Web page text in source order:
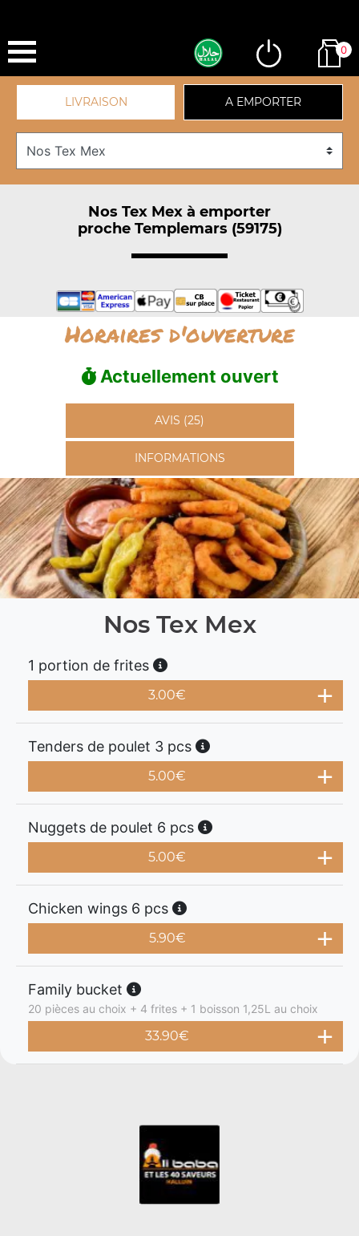
0
LIVRAISON A EMPORTER
Nos Tex Mex à emporter
proche Templemars (59175)
Horaires d'ouverture
Actuellement ouvert
AVIS (25)
INFORMATIONS
Nos Tex Mex
1 portion de frites
3.00€
Tenders de poulet 3 pcs
5.00€
Nuggets de poulet 6 pcs
5.00€
Chicken wings 6 pcs
5.90€
Family bucket
20 pièces au choix + 4 frites + 1 boisson 1,25L au choix
33.90€